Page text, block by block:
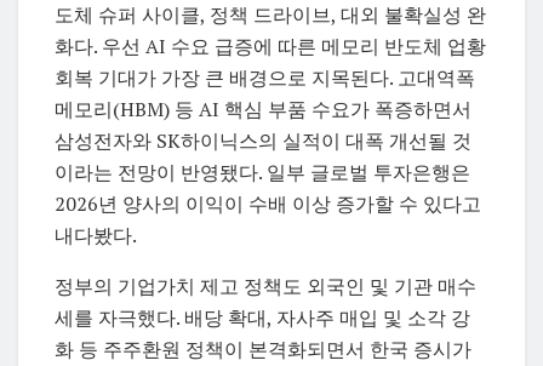
도체 슈퍼 사이클, 정책 드라이브, 대외 불확실성 완
화다. 우선 AI 수요 급증에 따른 메모리 반도체 업황
회복 기대가 가장 큰 배경으로 지목된다. 고대역폭
메모리(HBM) 등 AI 핵심 부품 수요가 폭증하면서
삼성전자와 SK하이닉스의 실적이 대폭 개선될 것
이라는 전망이 반영됐다. 일부 글로벌 투자은행은
2026년 양사의 이익이 수배 이상 증가할 수 있다고
내다봤다.
정부의 기업가치 제고 정책도 외국인 및 기관 매수
세를 자극했다. 배당 확대, 자사주 매입 및 소각 강
화 등 주주환원 정책이 본격화되면서 한국 증시가